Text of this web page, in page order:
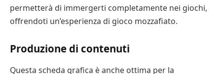
permetterà di immergerti completamente nei giochi,
offrendoti un’esperienza di gioco mozzafiato.
Produzione di contenuti
Questa scheda grafica è anche ottima per la